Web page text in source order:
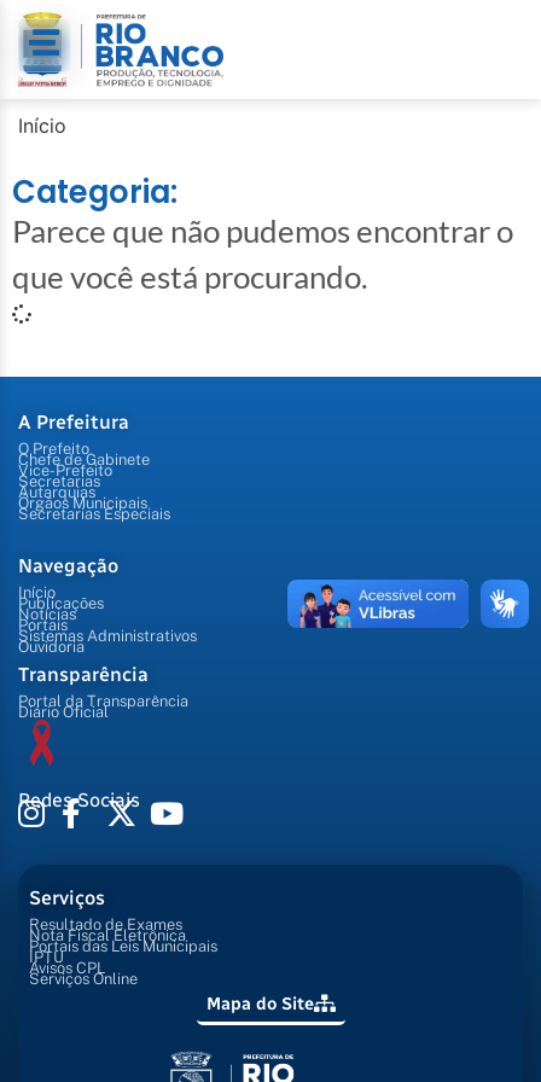
Início
Categoria:
Parece que não pudemos encontrar o
que você está procurando.
A Prefeitura
O Prefeito
Chefe de Gabinete
Vice-Prefeito
Secretarias
Autarquias
Órgãos Municipais
Secretarias Especiais
Navegação
Início
Publicações
Notícias
Portais
Sistemas Administrativos
Ouvidoria
Transparência
Portal da Transparência
Diário Oficial
Redes Sociais
Serviços
Resultado de Exames
Nota Fiscal Eletrônica
Portais das Leis Municipais
IPTU
Avisos CPL
Serviços Online
Mapa do Site